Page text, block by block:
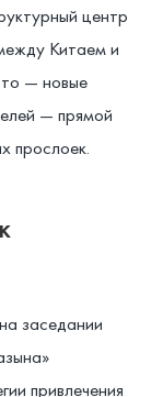
центр
Китаем и
— новые
— прямой
прослоек.
заседании
привлечения